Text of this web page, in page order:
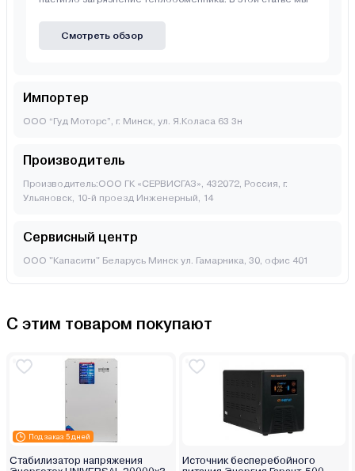
Смотреть обзор
Импортер
ООО “Гуд Моторс”, г. Минск, ул. Я.Коласа 63 3н
Производитель
Производитель:ООО ГК «СЕРВИСГАЗ», 432072, Россия, г.
Ульяновск, 10-й проезд Инженерный, 14
Сервисный центр
ООО "Капасити" Беларусь Минск ул. Гамарника, 30, офис 401
С этим товаром покупают
Под заказ 5 дней
Стабилизатор напряжения
Источник бесперебойного